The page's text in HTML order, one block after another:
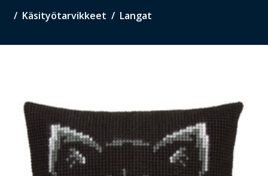
Käsityötarvikkeet Langat